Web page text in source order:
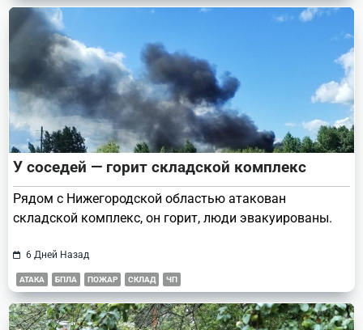
У соседей — горит складской комплекс
Рядом с Нижегородской областью атакован
складской комплекс, он горит, люди эвакуированы.
6 Дней Назад
АТАКА БПЛА ПОЖАР СКЛАД ЧП